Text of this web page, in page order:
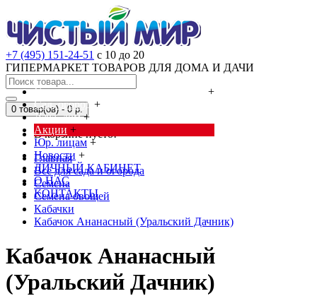
+7 (495) 151-24-51 с 10 до 20
ГИПЕРМАРКЕТ ТОВАРОВ ДЛЯ ДОМА И ДАЧИ
Cредства от насекомых и грызунов
+
Сад, огород +
Дача, дом +
Акции +
Юр. лицам +
Новости +
ЛИЧНЫЙ КАБИНЕТ
О НАС
КОНТАКТЫ
0 товар(ов) - 0 р.
В корзине пусто!
Главная
Всё для сада и огорода
Семена
Семена овощей
Кабачки
Кабачок Ананасный (Уральский Дачник)
Кабачок Ананасный
(Уральский Дачник)